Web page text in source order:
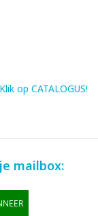
op CATALOGUS!
mailbox: